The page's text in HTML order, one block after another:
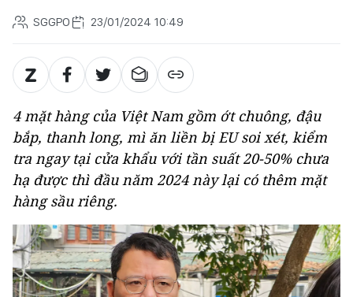
SGGPO 23/01/2024 10:49
4 mặt hàng của Việt Nam gồm ớt chuông, đậu
bắp, thanh long, mì ăn liền bị EU soi xét, kiểm
tra ngay tại cửa khẩu với tần suất 20-50% chưa
hạ được thì đầu năm 2024 này lại có thêm mặt
hàng sầu riêng.